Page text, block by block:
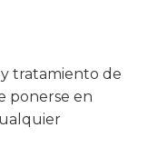
tratamiento de
ponerse en